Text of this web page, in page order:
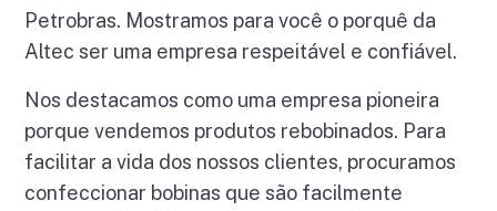
Petrobras. Mostramos para você o porquê da
Altec ser uma empresa respeitável e confiável.
Nos destacamos como uma empresa pioneira
porque vendemos produtos rebobinados. Para
facilitar a vida dos nossos clientes, procuramos
confeccionar bobinas que são facilmente